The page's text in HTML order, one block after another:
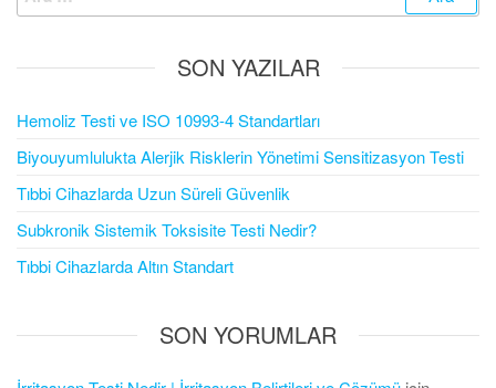
SON YAZILAR
Hemoliz Testi ve ISO 10993-4 Standartları
Biyouyumlulukta Alerjik Risklerin Yönetimi Sensitizasyon Testi
Tıbbi Cihazlarda Uzun Süreli Güvenlik
Subkronik Sistemik Toksisite Testi Nedir?
Tıbbi Cihazlarda Altın Standart
SON YORUMLAR